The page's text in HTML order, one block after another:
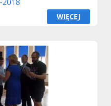
WIĘCEJ